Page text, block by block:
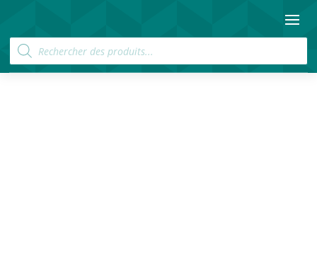
Recherche
de
produits